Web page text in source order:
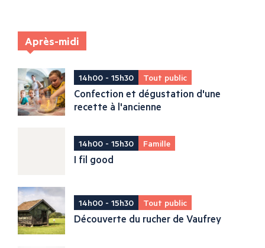
Après-midi
14h00 - 15h30 Tout public
Confection et dégustation d'une
recette à l'ancienne
14h00 - 15h30 Famille
I fil good
14h00 - 15h30 Tout public
Découverte du rucher de Vaufrey